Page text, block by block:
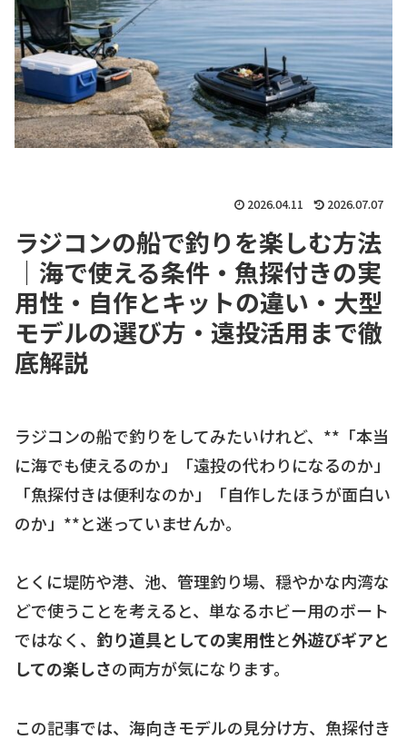
2026.04.11 2026.07.07
ラジコンの船で釣りを楽しむ方法
｜海で使える条件・魚探付きの実
用性・自作とキットの違い・大型
モデルの選び方・遠投活用まで徹
底解説
ラジコンの船で釣りをしてみたいけれど、**「本当
に海でも使えるのか」「遠投の代わりになるのか」
「魚探付きは便利なのか」「自作したほうが面白い
のか」**と迷っていませんか。
とくに堤防や港、池、管理釣り場、穏やかな内湾な
どで使うことを考えると、単なるホビー用のボート
ではなく、 釣り道具としての実用性と外遊びギアと
しての楽しさの両方が気になります。
この記事では、海向きモデルの見分け方、魚探付き